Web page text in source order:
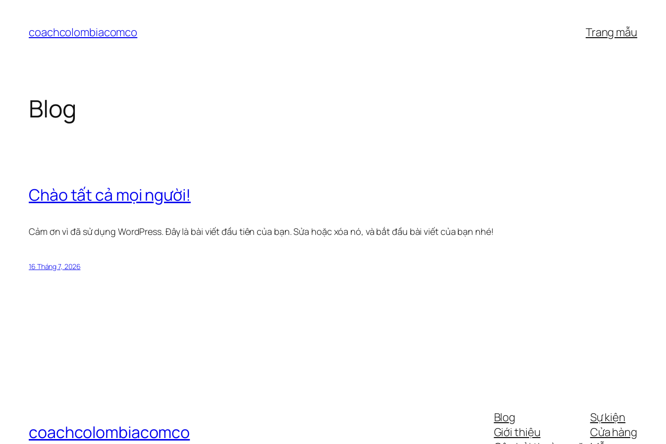
coachcolombiacomco Trang mẫu
Blog
Chào tất cả mọi người!
Cảm ơn vì đã sử dụng WordPress. Đây là bài viết đầu tiên của bạn. Sửa hoặc xóa nó, và bắt đầu bài viết của bạn nhé!
16 Tháng 7, 2026
coachcolombiacomco
Blog
Giới thiệu
Sự kiện
Cửa hàng